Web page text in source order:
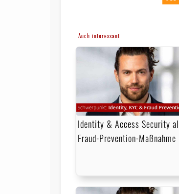
Auch interessant
Identity & Access Security
Fraud-Prevention-Maßnahme